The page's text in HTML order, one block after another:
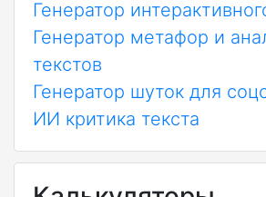
Генератор
Генератор метафор и
текстов
Генератор шуток для
ИИ критика текста